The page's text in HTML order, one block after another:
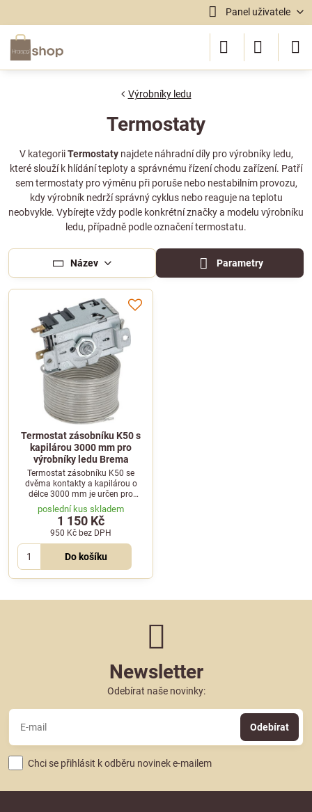
Panel uživatele
Výrobníky ledu
Termostaty
V kategoriiTermostatynajdete náhradní díly pro výrobníky ledu,
které slouží k hlídání teploty a správnému řízení chodu zařízení. Patří
sem termostaty pro výměnu při poruše nebo nestabilním provozu,
kdy výrobník nedrží správný cyklus nebo reaguje na teplotu
neobvykle. Vybírejte vždy podle konkrétní značky a modelu výrobníku
ledu, případně podle označení termostatu.
Název Parametry
Termostat zásobníku K50 s
kapilárou 3000 mm pro
výrobníky ledu Brema
Termostat zásobníku K50 se
dvěma kontakty a kapilárou o
délce 3000 mm je určen pro
profesionální výrobníky ledu
Brema. Spolehlivý náhradní díl
pro správnou regulaci teploty.
poslední kus skladem
1 150 Kč
950 Kč bez DPH
Do košíku
Newsletter
Odebírat naše novinky:
Odebírat
Chci se přihlásit k odběru novinek e-mailem